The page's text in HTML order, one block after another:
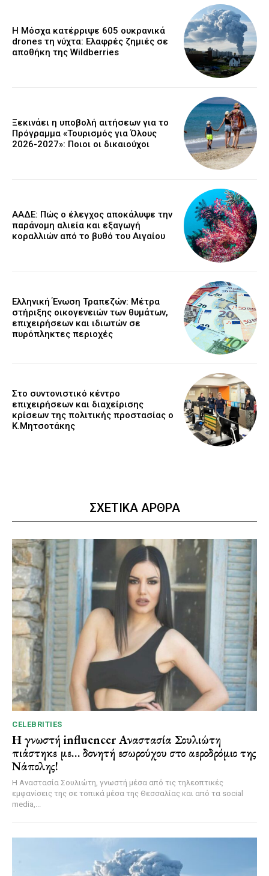
Η Μόσχα κατέρριψε 605 ουκρανικά
drones τη νύχτα: Ελαφρές ζημιές σε
αποθήκη της Wildberries
Ξεκινάει η υποβολή αιτήσεων για το
Πρόγραμμα «Τουρισμός για Όλους
2026-2027»: Ποιοι οι δικαιούχοι
ΑΑΔΕ: Πώς ο έλεγχος αποκάλυψε την
παράνομη αλιεία και εξαγωγή
κοραλλιών από το βυθό του Αιγαίου
Ελληνική Ένωση Τραπεζών: Μέτρα
στήριξης οικογενειών των θυμάτων,
επιχειρήσεων και ιδιωτών σε
πυρόπληκτες περιοχές
Στο συντονιστικό κέντρο
επιχειρήσεων και διαχείρισης
κρίσεων της πολιτικής προστασίας ο
Κ.Μητσοτάκης
ΣΧΕΤΙΚΑ ΑΡΘΡΑ
CELEBRITIES
Η γνωστή influencer Αναστασία Σουλιώτη
πιάστηκε με… δονητή εσωρούχου στο αεροδρόμιο της
Νάπολης!
Η Αναστασία Σουλιώτη, γνωστή μέσα από τις τηλεοπτικές
εμφανίσεις της σε τοπικά μέσα της Θεσσαλίας και από τα social
media,...